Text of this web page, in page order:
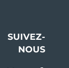
SUIVEZ-
NOUS